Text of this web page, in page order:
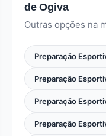
de Ogiva
Outras opções na
Preparação
Preparação
Preparação
Preparação